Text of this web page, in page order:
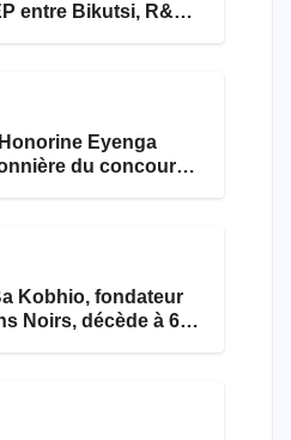
entre Bikutsi, R&B
Eyenga
du concours
Kobhio, fondateur
Noirs, décède à 69